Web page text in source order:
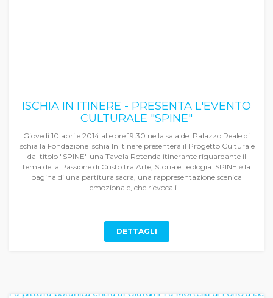
ISCHIA IN ITINERE - PRESENTA L'EVENTO
CULTURALE "SPINE"
Giovedì 10 aprile 2014 alle ore 19.30 nella sala del Palazzo Reale di
Ischia la Fondazione Ischia In Itinere presenterà il Progetto Culturale
dal titolo "SPINE" una Tavola Rotonda itinerante riguardante il
tema della Passione di Cristo tra Arte, Storia e Teologia. SPINE è la
pagina di una partitura sacra, una rappresentazione scenica
emozionale, che rievoca i ...
DETTAGLI